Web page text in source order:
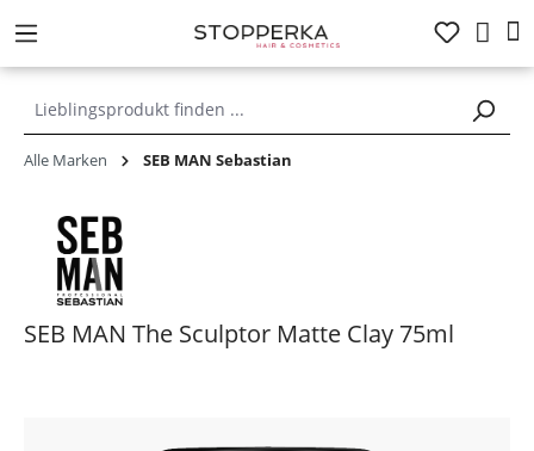
springen
Alle Marken SEB MAN Sebastian
SEB MAN The Sculptor Matte Clay 75ml